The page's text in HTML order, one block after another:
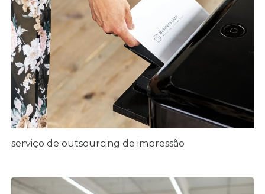
serviço de outsourcing de impressão